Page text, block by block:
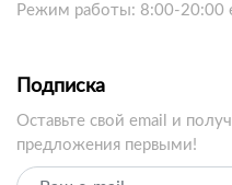
Режим работы: 8:00-20:00
Подписка
Оставьте свой email и
предложения первыми!